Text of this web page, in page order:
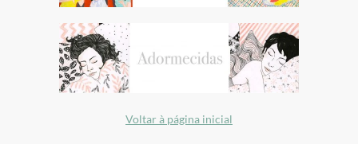
Voltar à página inicial